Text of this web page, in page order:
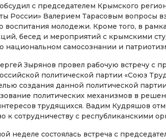
с председателем Крымского
России» Валерием Тарасовым вопросы
воспитания молодежи. Кроме того, в
бесед и мероприятий с крымскими
национальном самосознании и
Зырянов провел рабочую встречу с
политической партии «Союз
создания данной политической
политических механизмов в
трудящихся. Вадим Кудряшов
к сотрудничеству с республиканскими
неделе состоялась встреча с